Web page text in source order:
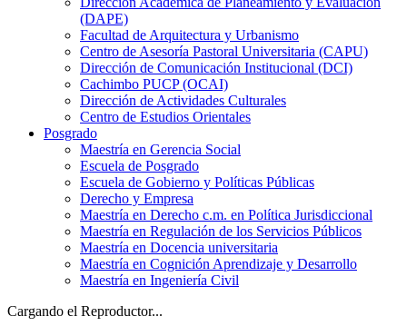
(DAPE)
Facultad de Arquitectura y Urbanismo
Centro de Asesoría Pastoral Universitaria (CAPU)
Dirección de Comunicación Institucional (DCI)
Cachimbo PUCP (OCAI)
Dirección de Actividades Culturales
Centro de Estudios Orientales
Posgrado
Maestría en Gerencia Social
Escuela de Posgrado
Escuela de Gobierno y Políticas Públicas
Derecho y Empresa
Maestría en Derecho c.m. en Política Jurisdiccional
Maestría en Regulación de los Servicios Públicos
Maestría en Docencia universitaria
Maestría en Cognición Aprendizaje y Desarrollo
Maestría en Ingeniería Civil
Cargando el Reproductor...